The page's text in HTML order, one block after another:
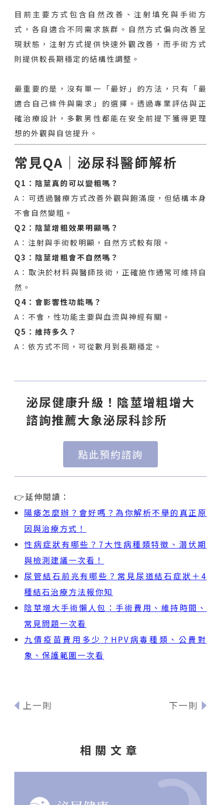
目前主要方式包含自然改善、注射填充與手術方
式，各自適合不同需求族群。自然方式偏向改善呈
現狀態，注射方式提供快速外觀改善，而手術方式
則提供較長期穩定的結構性調整。
最重要的是，沒有單一「最好」的方法，只有「最
適合自己條件與需求」的選擇。透過專業評估與正
確治療設計，多數男性都能在安全前提下獲得更理
想的外觀與自信提升。
常見QA｜泌尿科醫師解析
Q1：陰莖真的可以變粗嗎？
A：可透過醫療方式改善外觀與飽滿度，但結構本身
不會自然變粗。
Q2：陰莖增粗效果明顯嗎？
A：注射與手術較明顯，自然方式較有限。
Q3：陰莖增粗會不自然嗎？
A：取決於材料與醫師技術，正確施作通常可維持自
然。
Q4：會影響性功能嗎？
A：不會，性功能主要與血流與神經有關。
Q5：維持多久？
A：依方式不同，可從數月到長期穩定。
泌尿健康升級！陰莖增粗增大
諮詢推薦大象泌尿科診所
點此預約諮詢
👉延伸閱讀：
陽痿怎麼辦？會好嗎？為你解析不舉的真正原
因與治療方式！
性病症狀有哪些？7大性病種類特徵、潛伏期
與檢測建議一次看！
尿管結石前兆有哪些？常見尿道結石症狀＋4
種結石治療方法報你知
陰莖增大手術懶人包：手術費用、維持時間、
常見問題一次看
九價疫苗費用多少？HPV病毒種類、公費對
象、保護範圍一次看
上一則 下一則
相關文章